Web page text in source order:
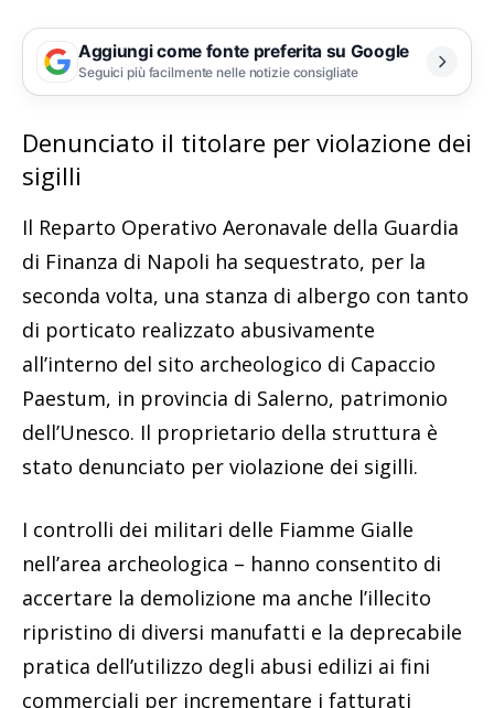
Aggiungi come fonte preferita su Google
Seguici più facilmente nelle notizie consigliate
Denunciato il titolare per violazione dei
sigilli
Il Reparto Operativo Aeronavale della Guardia
di Finanza di Napoli ha sequestrato, per la
seconda volta, una stanza di albergo con tanto
di porticato realizzato abusivamente
all’interno del sito archeologico di Capaccio
Paestum, in provincia di Salerno, patrimonio
dell’Unesco. Il proprietario della struttura è
stato denunciato per violazione dei sigilli.
I controlli dei militari delle Fiamme Gialle
nell’area archeologica – hanno consentito di
accertare la demolizione ma anche l’illecito
ripristino di diversi manufatti e la deprecabile
pratica dell’utilizzo degli abusi edilizi ai fini
commerciali per incrementare i fatturati